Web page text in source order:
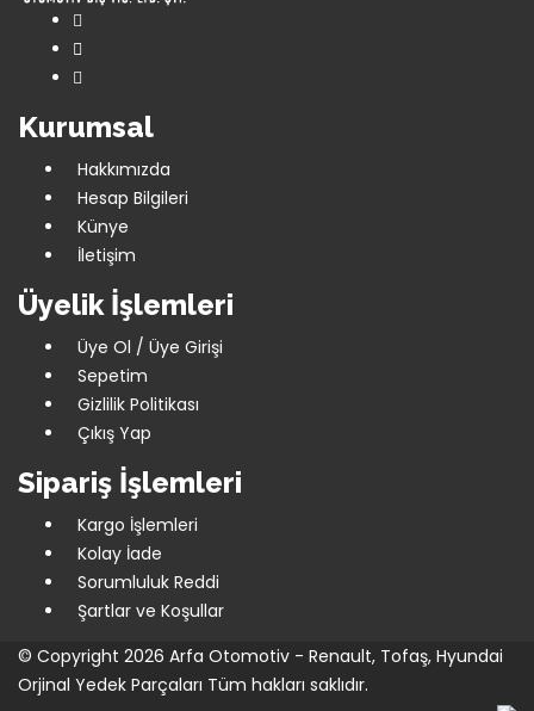
Kurumsal
Hakkımızda
Hesap Bilgileri
Künye
İletişim
Üyelik İşlemleri
Üye Ol / Üye Girişi
Sepetim
Gizlilik Politikası
Çıkış Yap
Sipariş İşlemleri
Kargo İşlemleri
Kolay İade
Sorumluluk Reddi
Şartlar ve Koşullar
© Copyright 2026 Arfa Otomotiv - Renault, Tofaş, Hyundai
Orjinal Yedek Parçaları Tüm hakları saklıdır.